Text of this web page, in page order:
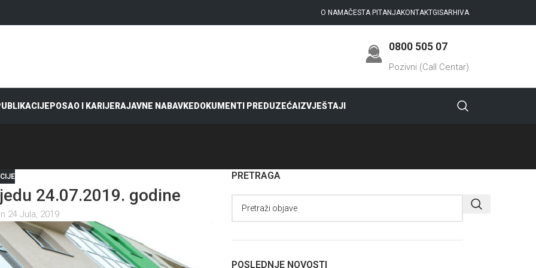
O NAMAČESTA PITANJAKONTAKTGISARHIVA
0800 505 07
Pozivni (Call Centar)
POSAO I KARIJERAJAVNE NABAVKEDOKUMENTI PREDUZEĆAIZVJEŠTAJI
24.07.2019. godine
24 Jula, 2019
PRETRAGA
POSLEDNJE NOVOSTI